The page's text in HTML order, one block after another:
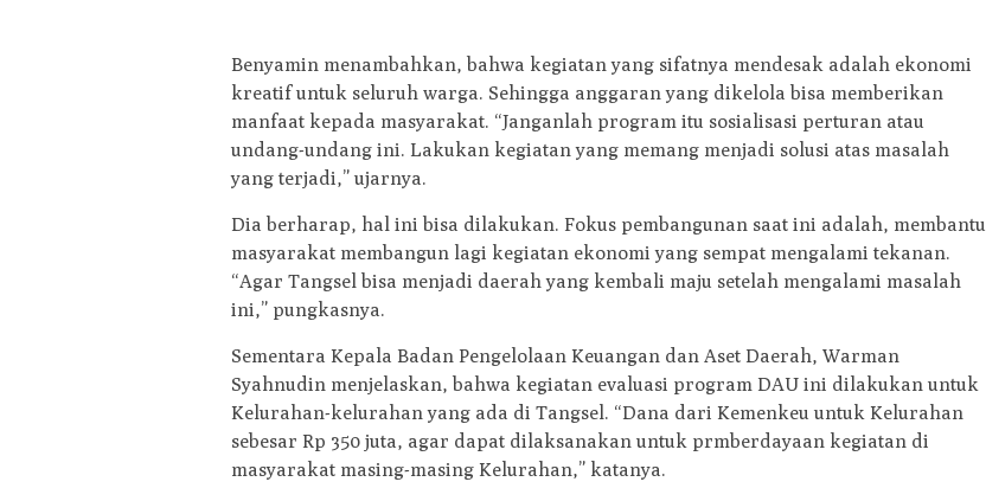
Benyamin menambahkan, bahwa kegiatan yang sifatnya mendesak adalah ekonomi
kreatif untuk seluruh warga. Sehingga anggaran yang dikelola bisa memberikan
manfaat kepada masyarakat. “Janganlah program itu sosialisasi perturan atau
undang-undang ini. Lakukan kegiatan yang memang menjadi solusi atas masalah
yang terjadi,” ujarnya.
Dia berharap, hal ini bisa dilakukan. Fokus pembangunan saat ini adalah, membantu
masyarakat membangun lagi kegiatan ekonomi yang sempat mengalami tekanan.
“Agar Tangsel bisa menjadi daerah yang kembali maju setelah mengalami masalah
ini,” pungkasnya.
Sementara Kepala Badan Pengelolaan Keuangan dan Aset Daerah, Warman
Syahnudin menjelaskan, bahwa kegiatan evaluasi program DAU ini dilakukan untuk
Kelurahan-kelurahan yang ada di Tangsel. “Dana dari Kemenkeu untuk Kelurahan
sebesar Rp 350 juta, agar dapat dilaksanakan untuk prmberdayaan kegiatan di
masyarakat masing-masing Kelurahan,” katanya.